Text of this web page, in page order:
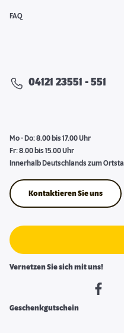
FAQ
04121 23551 - 551
Mo - Do: 8.00 bis 17.00 Uhr
Fr: 8.00 bis 15.00 Uhr
Innerhalb Deutschlands zum
Kontaktieren Sie uns
Vernetzen Sie sich mit uns!
Geschenkgutschein